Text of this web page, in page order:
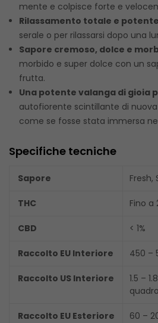
mente e colpisce forte e
Rilassamento totale e
serale o per rilassarsi dopo una
Sapore cremoso, dolce e
morbido e super dolce con un
frutta.
Una potente valanga di gioia
autofiorente scintillante di
come se fosse stata immersa
Specifiche tecniche
Sapore Fresh,
THC Fino a
CBD < 1%
Raccolto EU Interiore 450 –
Raccolto US Interiore
1.5 –
quadro
Raccolto EU Esteriore 60 –